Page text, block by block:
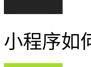
小程序如